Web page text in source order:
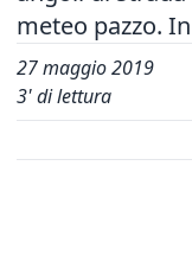
meteo pazzo.
27 maggio 2019
3' di lettura